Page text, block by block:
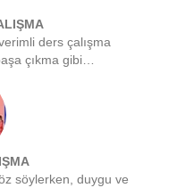
ders çalışma
çıkma gibi…
söylerken, duygu ve